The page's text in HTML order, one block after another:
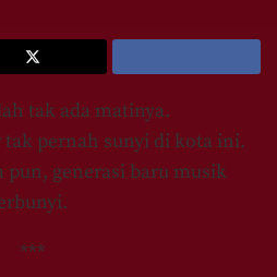
tak ada matinya.
pernah sunyi di kota ini.
pun, generasi baru musik
***